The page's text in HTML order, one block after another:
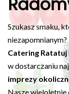
Szukasz smaku,
niezapomnianym?
Catering Ratatuj
w dostarczaniu
imprezy
Nasze wieloletnie